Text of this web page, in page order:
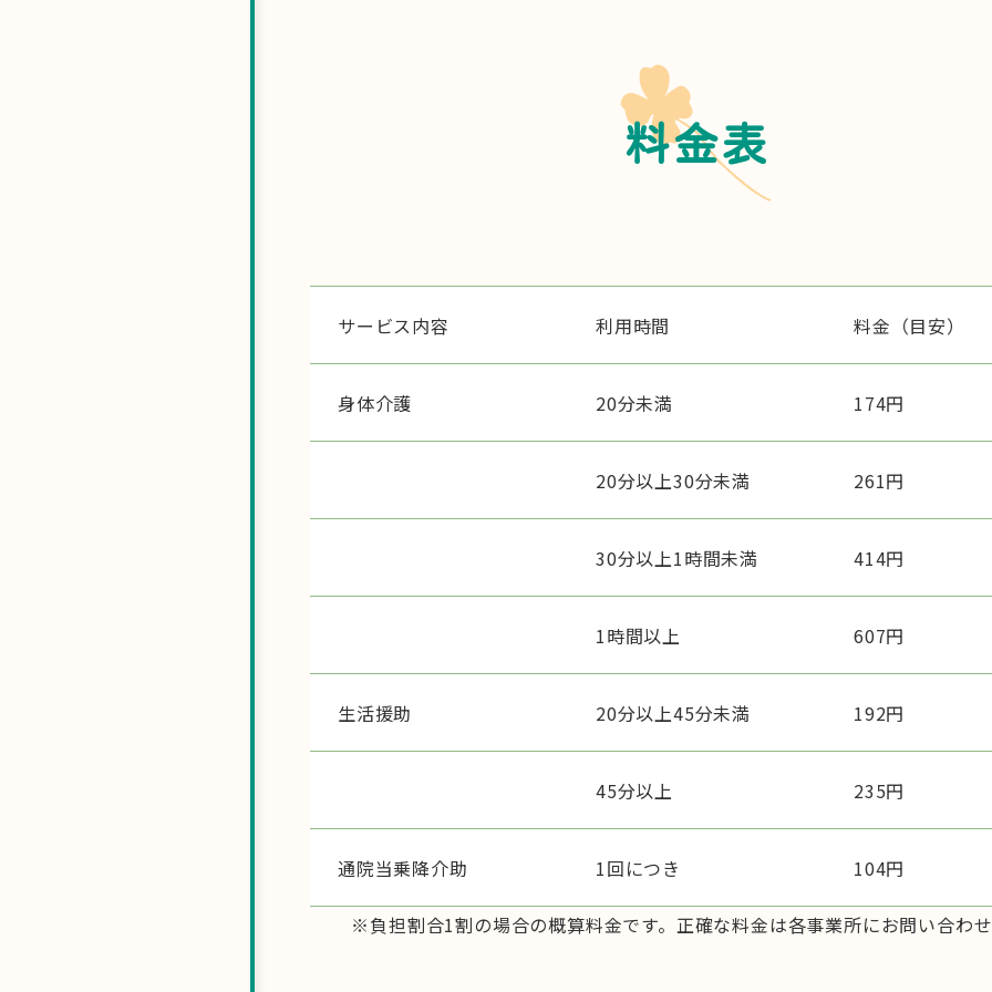
料金表
サービス内容 利用時間 料金（目安）
身体介護 20分未満 174円
20分以上30分未満 261円
30分以上1時間未満 414円
1時間以上 607円
生活援助 20分以上45分未満 192円
45分以上 235円
通院当乗降介助 1回につき 104円
※負担割合1割の場合の概算料金です。正確な料金は各事業所にお問い合わ